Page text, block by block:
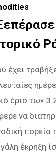
έχει
όριο των
να
πορεία
έκρηξη